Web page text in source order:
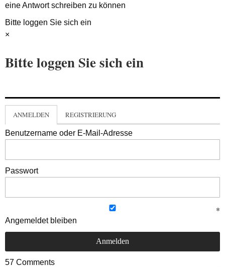
eine Antwort schreiben zu können
Bitte loggen Sie sich ein
×
Bitte loggen Sie sich ein
ANMELDEN REGISTRIERUNG
Benutzername oder E-Mail-Adresse
Passwort
Angemeldet bleiben
57 Comments